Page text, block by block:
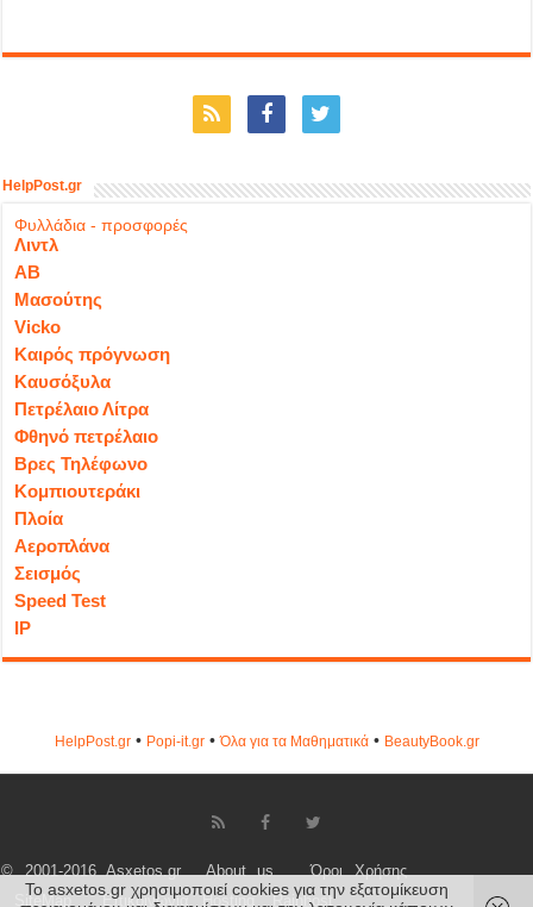
HelpPost.gr
Φυλλάδια - προσφορές
Λιντλ
ΑΒ
Μασούτης
Vicko
Καιρός πρόγνωση
Καυσόξυλα
Πετρέλαιο Λίτρα
Φθηνό πετρέλαιο
Βρες Τηλέφωνο
Κομπιουτεράκι
Πλοία
Αεροπλάνα
Σεισμός
Speed Test
IP
HelpPost.gr• Popi-it.gr•Όλα για τα Μαθηματικά• ΒeautyΒook.gr
© 2001-2016 Asxetos.gr About us
Όροι Χρήσης
Επικοινωνία Hosting Rainhost
Το asxetos.gr χρησιμοποιεί cookies για την εξατομίκευση